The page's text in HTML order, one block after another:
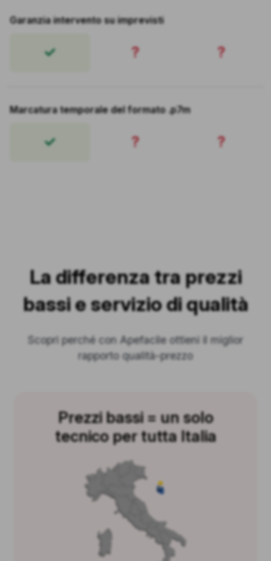
Garanzia intervento su imprevisti
? ?
Marcatura temporale del formato .p7m
? ?
La differenza tra prezzi
bassi e servizio di qualità
Scopri perché con Apefacile ottieni il miglior
rapporto qualità-prezzo
Prezzi bassi = un solo
tecnico per tutta Italia